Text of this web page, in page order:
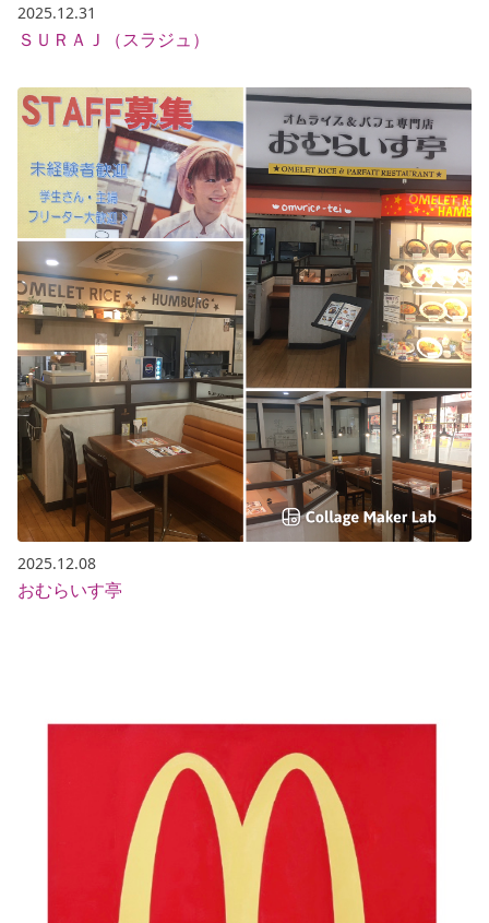
2025.12.31
ＳＵＲＡＪ（スラジュ）
2025.12.08
おむらいす亭